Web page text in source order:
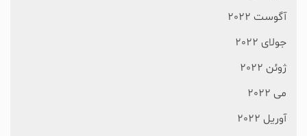
آگوست 2022
جولای 2022
ژوئن 2022
می 2022
آوریل 2022